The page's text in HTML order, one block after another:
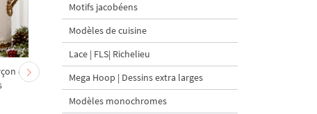
et
Chevreau au nœud rouge
– broderie machine, 4
tailles
Motifs jacobéens
Modèles de cuisine
Lace | FLS| Richelieu
Mega Hoop | Dessins extra larges
Modèles monochromes